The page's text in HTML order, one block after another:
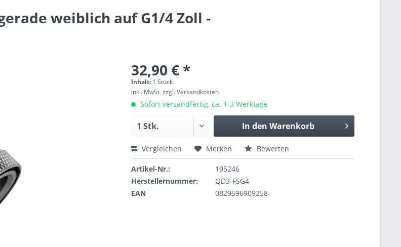
weiblich auf G1/4 Zoll -
32,90 € *
Inhalt: 1 Stück
inkl. MwSt.zzgl. Versandkosten
Sofort versandfertig, ca. 1-3 Werktage
In den Warenkorb
Vergleichen Merken Bewerten
Artikel-Nr.:
195246
Herstellernummer:
QD3-FSG4
EAN
0829596909258